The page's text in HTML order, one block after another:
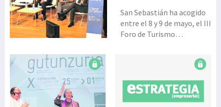
San Sebastián ha acogido
entre el 8 y 9 de mayo, el III
Foro de Turismo
Center y la Organización
Mundial de Turismo (OMT),
con la colaboración del
Gobierno vasco, la